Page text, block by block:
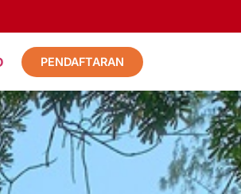
PENDAFTARAN